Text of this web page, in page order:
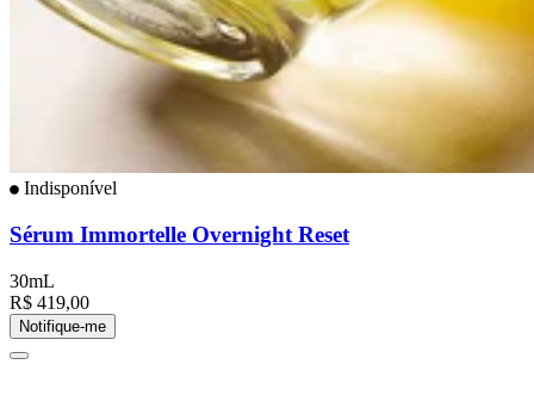
Indisponível
Sérum Immortelle Overnight Reset
30mL
R$ 419,00
Notifique-me